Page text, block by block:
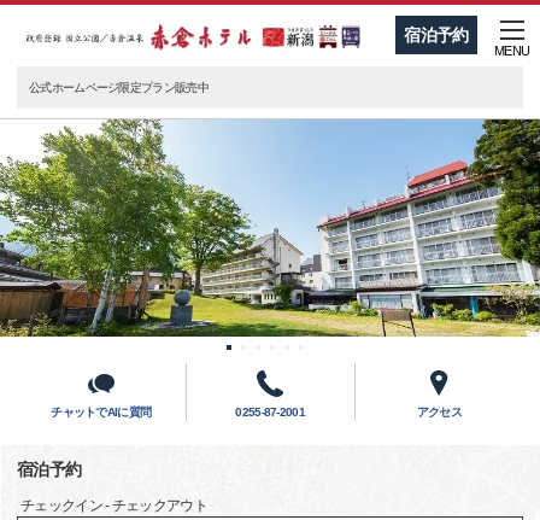
宿泊予約
MENU
公式ホームページ限定プラン販売中
チャットでAIに質問 0255-87-2001 アクセス
宿泊予約
チェックイン - チェックアウト